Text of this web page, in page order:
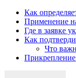
Как
Применение
Где в заявке
Как
Что